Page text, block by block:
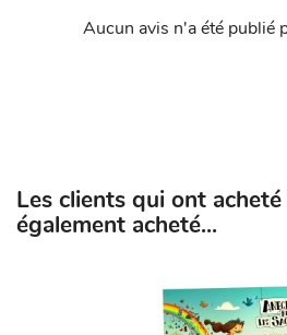
Aucun avis n'a été publié
Les clients qui ont
également acheté...